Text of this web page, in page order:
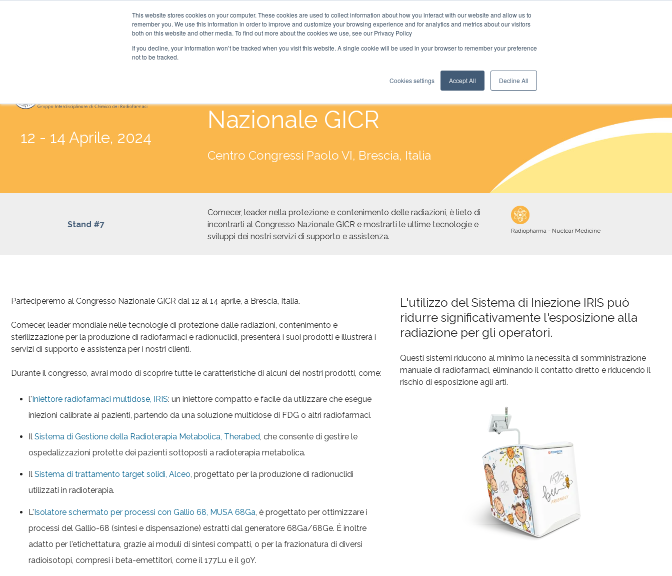
This website stores cookies on your computer. These cookies are used to collect information about how you interact with our website and allow us to
remember you. We use this information in order to improve and customize your browsing experience and for analytics and metrics about our visitors
both on this website and other media. To find out more about the cookies we use, see our Privacy Policy
If you decline, your information won’t be tracked when you visit this website. A single cookie will be used in your browser to remember your preference
not to be tracked.
Cookies settings Accept All Decline All
12 - 14 Aprile, 2024
Comecer partecipa al Congresso
Nazionale GICR
Centro Congressi Paolo VI, Brescia, Italia
Stand #7
Comecer, leader nella protezione e contenimento delle radiazioni, è lieto di
incontrarti al Congresso Nazionale GICR e mostrarti le ultime tecnologie e
sviluppi dei nostri servizi di supporto e assistenza.
Radiopharma - Nuclear Medicine
Parteciperemo al Congresso Nazionale GICR dal 12 al 14 aprile, a Brescia, Italia.
Comecer, leader mondiale nelle tecnologie di protezione dalle radiazioni, contenimento e
sterilizzazione per la produzione di radiofarmaci e radionuclidi, presenterà i suoi prodotti e illustrerà i
servizi di supporto e assistenza per i nostri clienti.
Durante il congresso, avrai modo di scoprire tutte le caratteristiche di alcuni dei nostri prodotti, come:
l'Iniettore radiofarmaci multidose, IRIS: un iniettore compatto e facile da utilizzare che esegue
iniezioni calibrate ai pazienti, partendo da una soluzione multidose di FDG o altri radiofarmaci.
IlSistema di Gestione della Radioterapia Metabolica, Therabed, che consente di gestire le
ospedalizzazioni protette dei pazienti sottoposti a radioterapia metabolica.
IlSistema di trattamento target solidi, Alceo, progettato per la produzione di radionuclidi
utilizzati in radioterapia.
L'Isolatore schermato per processi con Gallio 68, MUSA 68Ga , è progettato per ottimizzare i
processi del Gallio-68 (sintesi e dispensazione) estratti dal generatore 68Ga/68Ge. È inoltre
adatto per l'etichettatura, grazie ai moduli di sintesi compatti, o per la frazionatura di diversi
radioisotopi, compresi i beta-emettitori, come il 177Lu e il 90Y.
L'utilizzo del Sistema di Iniezione IRIS può
ridurre significativamente l'esposizione alla
radiazione per gli operatori.
Questi sistemi riducono al minimo la necessità di somministrazione
manuale di radiofarmaci, eliminando il contatto diretto e riducendo il
rischio di esposizione agli arti.